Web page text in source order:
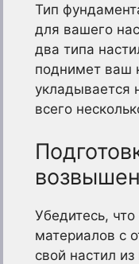
Тип
для вашего
два типа
поднимет ваш
укладывается
всего
Убедитесь,
материалов с
свой настил